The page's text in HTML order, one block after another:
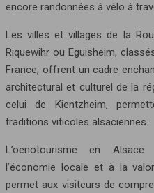
encore randonnées à vélo à
Les villes et villages de la
Riquewihr ou Eguisheim,
France, offrent un cadre
architectural et culturel de la
celui de Kientzheim,
traditions viticoles alsaciennes.
L’oenotourisme en
l’économie locale et à la
permet aux visiteurs de